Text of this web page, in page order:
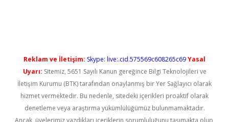
Reklam ve İletişim: Skype: live:.cid.575569c608265c69Yasal
Uyarı: Sitemiz, 5651 Sayılı Kanun gereğince Bilgi Teknolojileri ve
İletişim Kurumu (BTK) tarafından onaylanmış bir Yer Sağlayıcı olarak
hizmet vermektedir. Bu nedenle, sitedeki içerikleri proaktif olarak
denetleme veya araştırma yükümlülüğümüz bulunmamaktadır.
Ancak, üyelerimiz yazdıkları içeriklerin sorumluluğunu taşımakta olup,